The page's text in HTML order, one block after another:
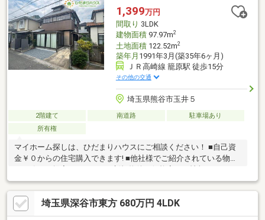
い致します。
1,399万円
間取り 3LDK
建物面積97.97m2
土地面積122.52m2
築年月 1991年3月(築35年6ヶ月)
ＪＲ高崎線 籠原駅 徒歩15分
その他の交通
埼玉県熊谷市玉井５
2階建て 南道路
駐車場あり
所有権
マイホーム探しは、ひだまりハウスにご相談ください！ ■自己資
金￥０からの住宅購入できます! ■他社様でご紹介されている物件
スピーディーです。 ■インターネット非公開の物件もご紹介可能
です。 ■ご希望の方にはメールでのやりとりだけで大丈夫です。
■お忙しいときは現地待合せ＆現地解散できます。 ■平日のご見学
希望大歓迎です! ■住宅ローンアドバイザーが銀行手続きをお手伝
埼玉県深谷市東方 680万円 4LDK